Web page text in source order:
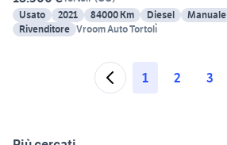
Usato
2021 84000 Km Diesel
Manuale
Rivenditore Vroom Auto Tortolì
1 2 3